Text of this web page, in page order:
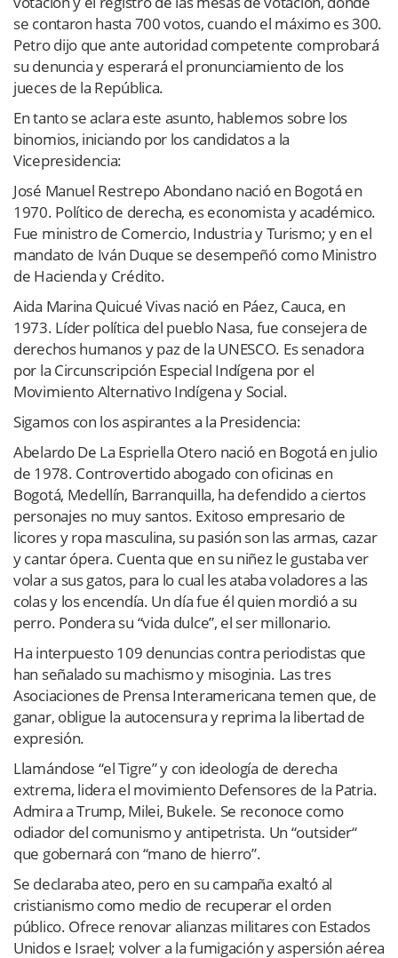
se contaron hasta 700 votos, cuando el máximo es 300.
Petro dijo que ante autoridad competente comprobará
su denuncia y esperará el pronunciamiento de los
jueces de la República.
En tanto se aclara este asunto, hablemos sobre los
binomios, iniciando por los candidatos a la
Vicepresidencia:
José Manuel Restrepo Abondano nació en Bogotá en
1970. Político de derecha, es economista y académico.
Fue ministro de Comercio, Industria y Turismo; y en el
mandato de Iván Duque se desempeñó como Ministro
de Hacienda y Crédito.
Aida Marina Quicué Vivas nació en Páez, Cauca, en
1973. Líder política del pueblo Nasa, fue consejera de
derechos humanos y paz de la UNESCO. Es senadora
por la Circunscripción Especial Indígena por el
Movimiento Alternativo Indígena y Social.
Sigamos con los aspirantes a la Presidencia:
Abelardo De La Espriella Otero nació en Bogotá en julio
de 1978. Controvertido abogado con oficinas en
Bogotá, Medellín, Barranquilla, ha defendido a ciertos
personajes no muy santos. Exitoso empresario de
licores y ropa masculina, su pasión son las armas, cazar
y cantar ópera. Cuenta que en su niñez le gustaba ver
volar a sus gatos, para lo cual les ataba voladores a las
colas y los encendía. Un día fue él quien mordió a su
perro. Pondera su “vida dulce”, el ser millonario.
Ha interpuesto 109 denuncias contra periodistas que
han señalado su machismo y misoginia. Las tres
Asociaciones de Prensa Interamericana temen que, de
ganar, obligue la autocensura y reprima la libertad de
expresión.
Llamándose “el Tigre” y con ideología de derecha
extrema, lidera el movimiento Defensores de la Patria.
Admira a Trump, Milei, Bukele. Se reconoce como
odiador del comunismo y antipetrista. Un “outsider“
que gobernará con “mano de hierro”.
Se declaraba ateo, pero en su campaña exaltó al
cristianismo como medio de recuperar el orden
público. Ofrece renovar alianzas militares con Estados
Unidos e Israel; volver a la fumigación y aspersión aérea